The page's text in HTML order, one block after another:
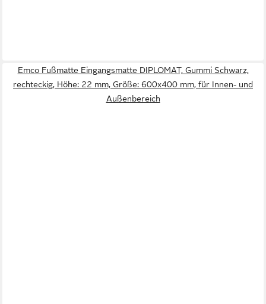
Emco Fußmatte Eingangsmatte DIPLOMAT, Gummi Schwarz,
rechteckig, Höhe: 22 mm, Größe: 600x400 mm, für Innen- und
Außenbereich